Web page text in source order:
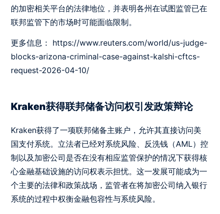
的加密相关平台的法律地位，并表明各州在试图监管已在
联邦监管下的市场时可能面临限制。
更多信息：
https://www.reuters.com/world/us-judge-
blocks-arizona-criminal-case-against-kalshi-cftcs-
request-2026-04-10/
Kraken获得联邦储备访问权引发政策辩论
Kraken获得了一项联邦储备主账户，允许其直接访问美
国支付系统。立法者已经对系统风险、反洗钱（AML）控
制以及加密公司是否在没有相应监管保护的情况下获得核
心金融基础设施的访问权表示担忧。这一发展可能成为一
个主要的法律和政策战场，监管者在将加密公司纳入银行
系统的过程中权衡金融包容性与系统风险。